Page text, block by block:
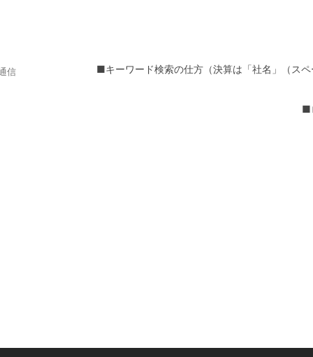
信
■キーワード検索の仕方（決算は「社名」（ス
■